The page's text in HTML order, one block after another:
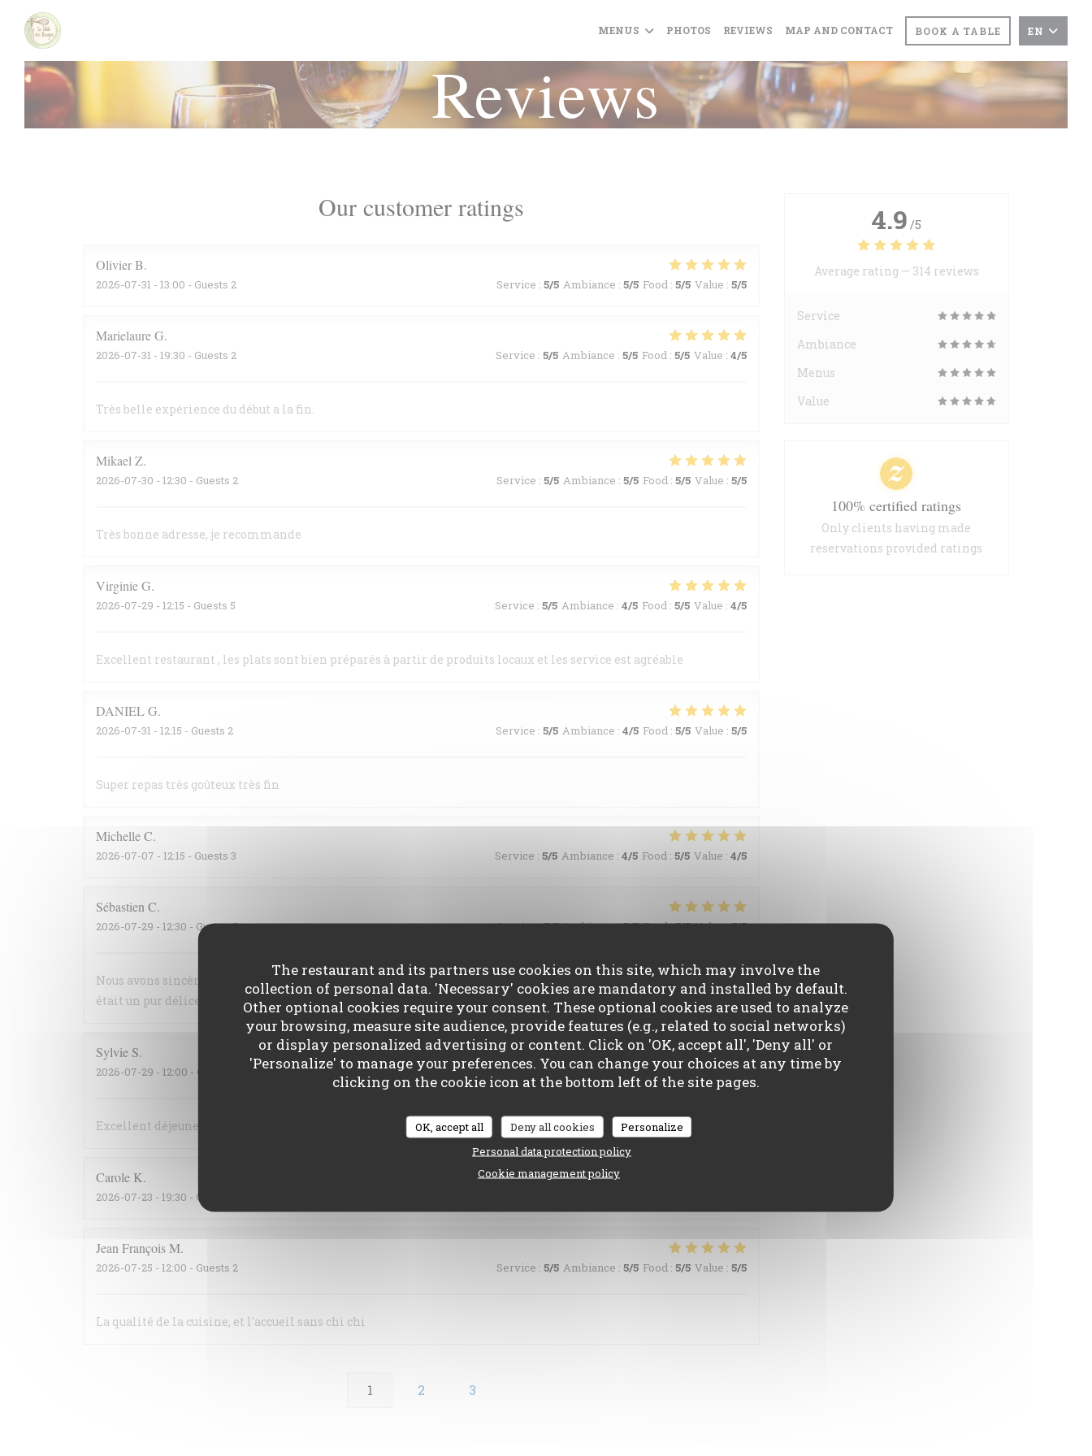
Personalizing your cookie choices
The restaurant and its partners use cookies on this site, which may involve the
collection of personal data. 'Necessary' cookies are mandatory and installed by default.
Other optional cookies require your consent. These optional cookies are used to analyze
your browsing, measure site audience, provide features (e.g., related to social networks)
or display personalized advertising or content. Click on 'OK, accept all', 'Deny all' or
'Personalize' to manage your preferences. You can change your choices at any time by
clicking on the cookie icon at the bottom left of the site pages.
OK, accept all Deny all cookies
Personalize
Personal data protection policy
Cookie management policy
MENUS PHOTOS REVIEWS MAP AND CONTACT BOOK A TABLE EN
Reviews
Our customer ratings
OlivierB
2026-07-31 - 13:00 - Guests 2 Service : 5/5 Ambiance : 5/5 Food: 5/5 Value : 5/5
MarielaureG
2026-07-31 - 19:30 - Guests 2 Service : 5/5 Ambiance : 5/5 Food: 5/5 Value : 4/5
Très belle expérience du début a la fin.
Mikael Z
2026-07-30 - 12:30 - Guests 2 Service : 5/5 Ambiance : 5/5 Food: 5/5 Value : 5/5
Très bonne adresse, je recommande
VirginieG
2026-07-29 - 12:15 - Guests 5 Service : 5/5 Ambiance : 4/5 Food: 5/5 Value : 4/5
Excellent restaurant , les plats sont bien préparés à partir de produits locaux et les service est agréable
DANIELG
2026-07-31 - 12:15 - Guests 2 Service : 5/5 Ambiance : 4/5 Food: 5/5 Value : 5/5
Super repas très goûteux très fin
MichelleC
2026-07-07 - 12:15 - Guests 3 Service : 5/5 Ambiance : 4/5 Food: 5/5 Value : 4/5
Sébastien C
2026-07-29 - 12:30 - Guests 5 Service:5/5 Ambiance:5/5 Food:5/5 Value:5/5
Nous avons sincèrement apprécié la cuisine : raffinée et savoureuse nous conseillons vivement ! Le gaspacho
était un pur délice Le filet mignon ultra fondant La glace au thym une très belle découverte
Sylvie S
2026-07-29 - 12:00 - Guests 2 Service 5 /5 Ambiance:5/5 Food:5/5 Value:5/5
Excellent déjeuner, tout est fait maison et le personnel discret et agréable.
Carole K
2026-07-23 - 19:30 - Guests 2
Jean FrançoisM
2026-07-25 - 12:00 - Guests 2 Service : 5/5 Ambiance : 5/5 Food: 5/5 Value : 5/5
La qualité de la cuisine, et l'accueil sans chi chi
1 2 3
4.9 /5
Average rating — 314 reviews
Service
Ambiance
Menus
Value
100% certified ratings
Only clients having made
reservations provided ratings